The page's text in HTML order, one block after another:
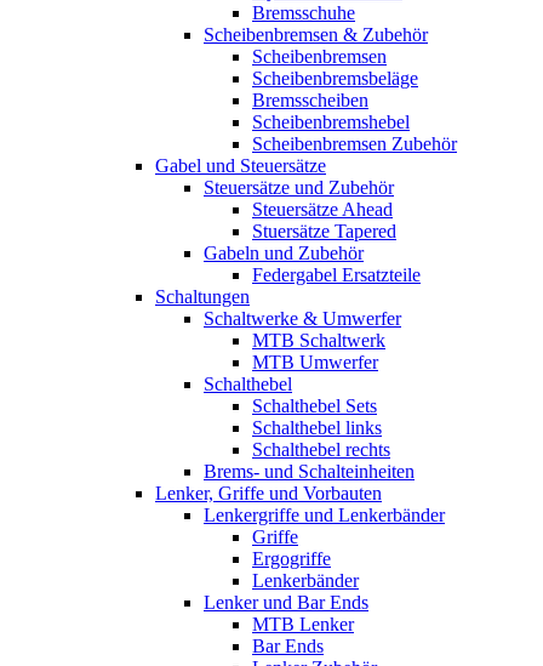
Bremsschuhe
Scheibenbremsen & Zubehör
Scheibenbremsen
Scheibenbremsbeläge
Bremsscheiben
Scheibenbremshebel
Scheibenbremsen Zubehör
Gabel und Steuersätze
Steuersätze und Zubehör
Steuersätze Ahead
Stuersätze Tapered
Gabeln und Zubehör
Federgabel Ersatzteile
Schaltungen
Schaltwerke & Umwerfer
MTB Schaltwerk
MTB Umwerfer
Schalthebel
Schalthebel Sets
Schalthebel links
Schalthebel rechts
Brems- und Schalteinheiten
Lenker, Griffe und Vorbauten
Lenkergriffe und Lenkerbänder
Griffe
Ergogriffe
Lenkerbänder
Lenker und Bar Ends
MTB Lenker
Bar Ends